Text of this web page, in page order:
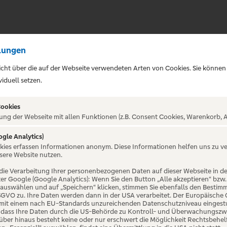
NICHT
über die auf der Webseite verwendeten Arten von Cookies. Sie
setzen.
der Webseite mit allen Funktionen (z.B. Consent Cookies, Warenkorb,
Analytics)
erfassen Informationen anonym. Diese Informationen helfen uns zu
Website nutzen.
Verarbeitung Ihrer personenbezogenen Daten auf dieser Webseite in
Google (Google Analytics): Wenn Sie den Button „Alle akzeptieren“
und auf „Speichern“ klicken, stimmen Sie ebenfalls den
zu. Ihre Daten werden dann in der USA verarbeitet. Der
einem nach EU-Standards unzureichenden Datenschutzniveau
Ihre Daten durch die US-Behörde zu Kontroll- und
hinaus besteht keine oder nur erschwert die Möglichkeit